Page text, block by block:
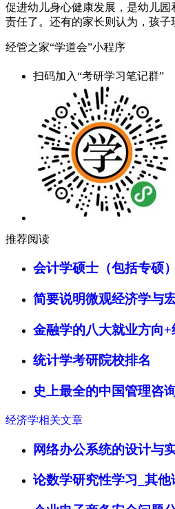
促进幼儿身心健康发展，是幼儿
责任了。还有的家长则认为，孩
经管之家“学道会”小程序
扫码加入“考研学习笔记群”
推荐阅读
会计学硕士（包括专硕
简要说明微观经济学与
金融学的八大就业方向
统计学考研院校排名
史上最全的中国管理咨
经济学相关文章
网络办公系统的设计与
论数学研究性学习_其他